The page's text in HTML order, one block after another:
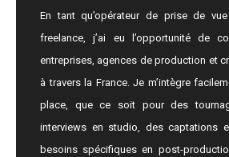
En tant qu’opérateur de prise de
freelance, j’ai eu l’opportunité de
entreprises, agences de production et
à travers la France. Je m’intègre
place, que ce soit pour des
interviews en studio, des captations
besoins spécifiques en post-